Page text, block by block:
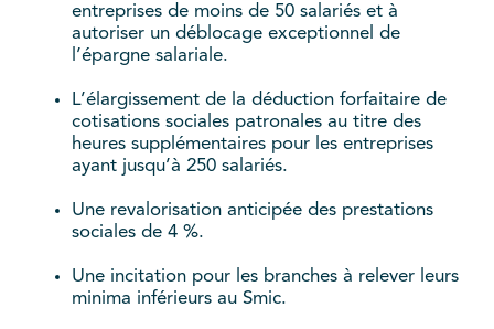
entreprises de moins de 50 salariés et à
autoriser un déblocage exceptionnel de
l’épargne salariale.
L’élargissement de la déduction forfaitaire de
cotisations sociales patronales au titre des
heures supplémentaires pour les entreprises
ayant jusqu’à 250 salariés.
Une revalorisation anticipée des prestations
sociales de 4 %.
Une incitation pour les branches à relever leurs
minima inférieurs au Smic.